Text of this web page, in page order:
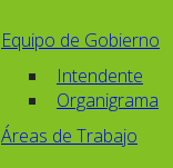
Equipo de Gobierno
Intendente
Organigrama
Áreas de Trabajo